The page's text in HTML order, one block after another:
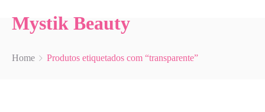
Mystik Beauty
Home Produtos etiquetados com “transparente”